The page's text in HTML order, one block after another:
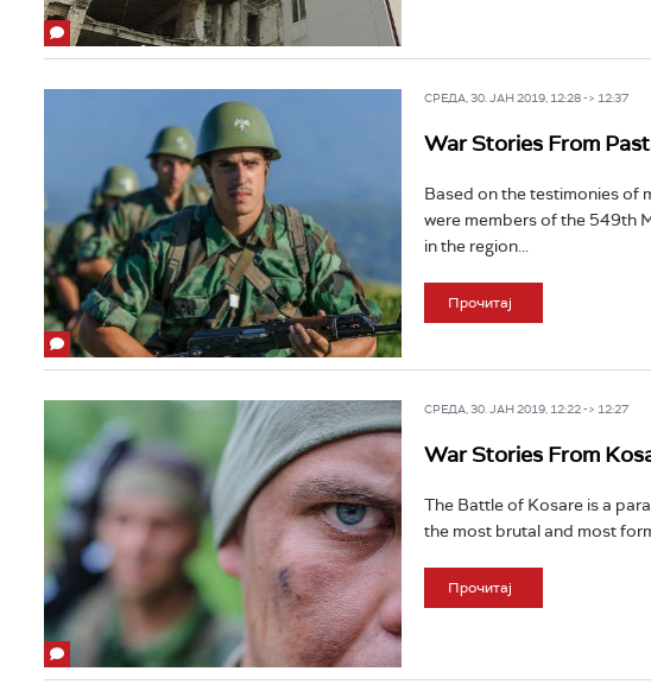
СРЕДА, 30. ЈАН 2019, 12:28 -> 12:37
War Stories From
Based on the testimonies of
were members of the 549th
in the region...
Прочитај
СРЕДА, 30. ЈАН 2019, 12:22 -> 12:27
War Stories From
The Battle of Kosare is a
the most brutal and most
Прочитај